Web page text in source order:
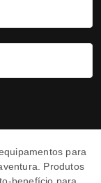
para
Produtos